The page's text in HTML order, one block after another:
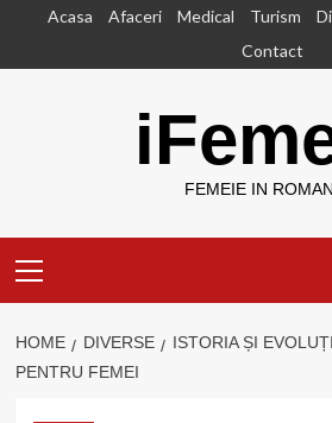
content
Acasa Afaceri Medical Turism
Contact
FEMEIE IN
Menu
HOME DIVERSE
ISTORIA ȘI
PENTRU FEMEI